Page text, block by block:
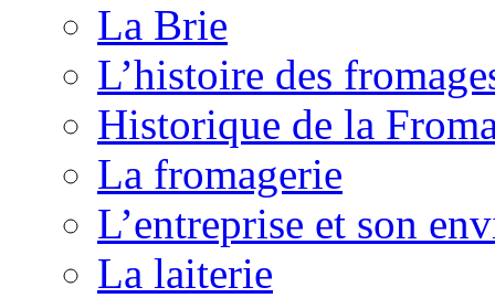
La Brie
L’histoire des
Historique de la
La fromagerie
L’entreprise et son
La laiterie